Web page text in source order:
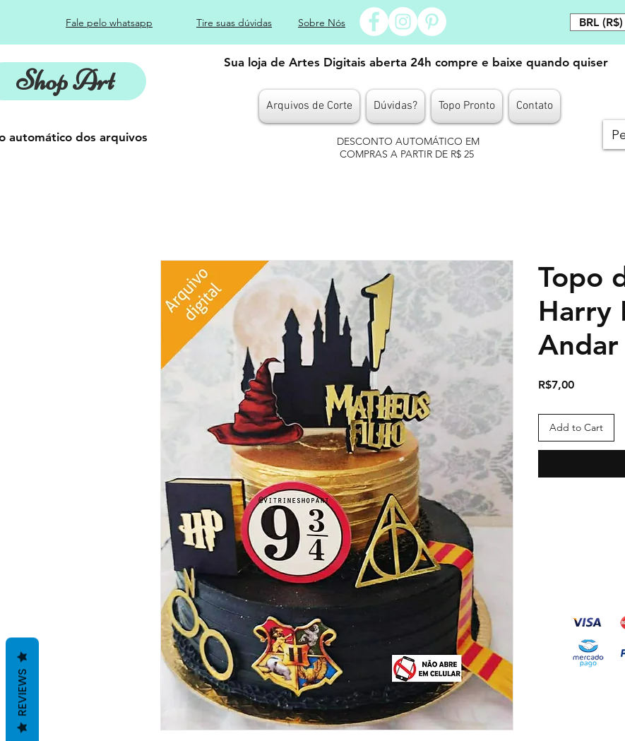
Fale pelo whatsapp Tire suas dúvidas Sobre Nós BRL (R$)
Shop Art
Sua loja de Artes Digitais aberta 24h compre e baixe quando quiser
Arquivos de Corte Dúvidas? Topo Pronto Contato
automático dos arquivos
DESCONTO AUTOMÁTICO EM
COMPRAS A PARTIR DE R$ 25
Topo
Harry
Andar
R$7,00Price
Add to Cart
REVIEWS